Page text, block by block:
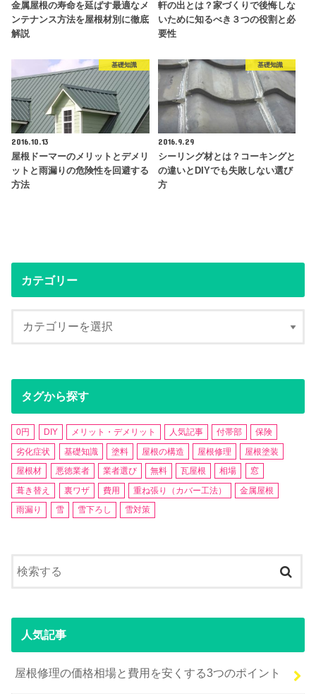
金属屋根の寿命を延ばす最適なメ
ンテナンス方法を屋根材別に徹底
解説
軒の出とは？家づくりで後悔しな
いために知るべき３つの役割と必
要性
基礎知識
2016.10.13
屋根ドーマーのメリットとデメリ
ットと雨漏りの危険性を回避する
方法
基礎知識
2016.9.29
シーリング材とは？コーキングと
の違いとDIYでも失敗しない選び
方
カテゴリー
タグから探す
0円 DIY メリット・デメリット 人気記事 付帯部
保険
劣化症状
基礎知識 塗料 屋根の構造 屋根修理
屋根塗装
屋根材
悪徳業者 業者選び 無料 瓦屋根 相場
窓
葺き替え
裏ワザ 費用 重ね張り（カバー工法）
金属屋根
雨漏り
雪 雪下ろし 雪対策
人気記事
屋根修理の価格相場と費用を安くする3つのポイント